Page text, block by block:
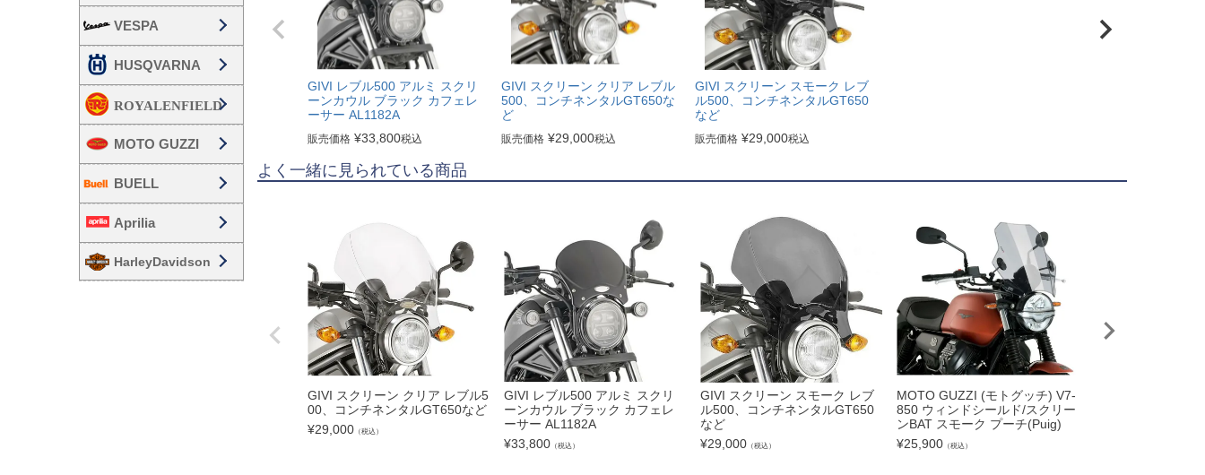
VESPA
HUSQVARNA
MOTO GUZZI
BUELL
Aprilia
HarleyDavidson
GIVI レブル500 アルミ スクリ
ーンカウル ブラック カフェレ
ーサー AL1182A
販売価格 ¥33,800税込
GIVI スクリーン クリア レブル
500、コンチネンタルGT650な
ど
販売価格 ¥29,000税込
GIVI スクリーン スモーク レブ
ル500、コンチネンタルGT650
など
販売価格 ¥29,000税込
よく一緒に見られている商品
GIVI スクリーン クリア レブル5
00、コンチネンタルGT650など
¥29,000 （税込）
GIVI レブル500 アルミ スクリ
ーンカウル ブラック カフェレ
ーサー AL1182A
¥33,800 （税込）
GIVI スクリーン スモーク レブ
ル500、コンチネンタルGT650
など
¥29,000 （税込）
MOTO GUZZI (モトグッチ) V7-
850 ウィンドシールド/スクリー
ンBAT スモーク プーチ(Puig)
¥25,900 （税込）